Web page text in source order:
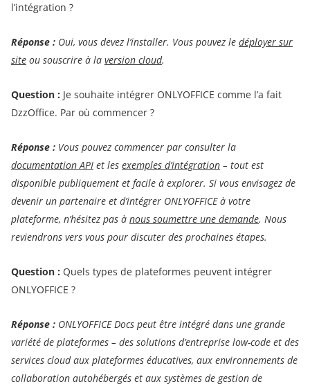
l’intégration ?
Réponse : Oui, vous devez l’installer. Vous pouvez le déployer sur
site ou souscrire à la version cloud.
Question : Je souhaite intégrer ONLYOFFICE comme l’a fait
DzzOffice. Par où commencer ?
Réponse : Vous pouvez commencer par consulter la
documentation API et les exemples d’intégration – tout est
disponible publiquement et facile à explorer. Si vous envisagez de
devenir un partenaire et d’intégrer ONLYOFFICE à votre
plateforme, n’hésitez pas à nous soumettre une demande. Nous
reviendrons vers vous pour discuter des prochaines étapes.
Question : Quels types de plateformes peuvent intégrer
ONLYOFFICE ?
Réponse : ONLYOFFICE Docs peut être intégré dans une grande
variété de plateformes – des solutions d’entreprise low-code et des
services cloud aux plateformes éducatives, aux environnements de
collaboration autohébergés et aux systèmes de gestion de